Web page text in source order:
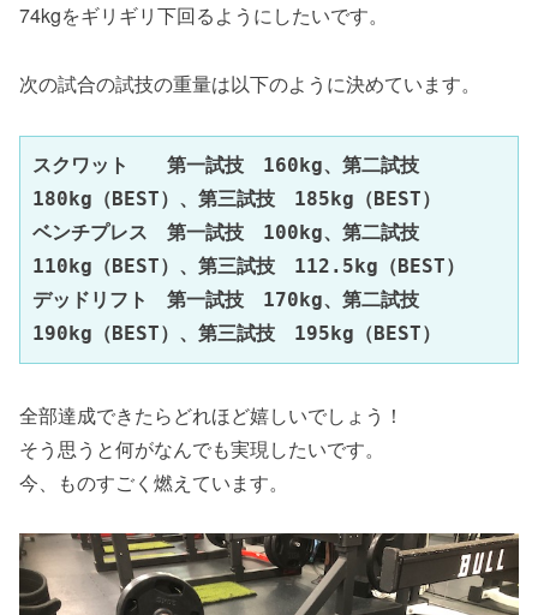
74kgをギリギリ下回るようにしたいです。
次の試合の試技の重量は以下のように決めています。
スクワット　　第一試技　160kg、第二試技
180kg（BEST）、第三試技　185kg（BEST）
ベンチプレス　第一試技　100kg、第二試技
110kg（BEST）、第三試技　112.5kg（BEST）
デッドリフト　第一試技　170kg、第二試技
190kg（BEST）、第三試技　195kg（BEST）
全部達成できたらどれほど嬉しいでしょう！
そう思うと何がなんでも実現したいです。
今、ものすごく燃えています。